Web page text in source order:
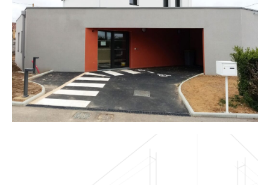
Micro Crèche La Marelle